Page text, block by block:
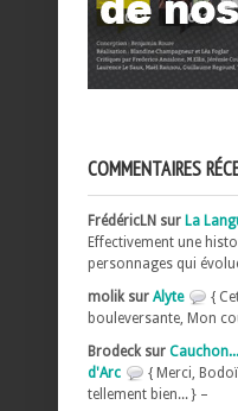
COMMENTAIRES
FrédéricLN sur La
Effectivement une
personnages qui
molik sur Alyte
{
bouleversante, Mon
Brodeck sur
d'Arc
{ Merci,
tellement bien... } –